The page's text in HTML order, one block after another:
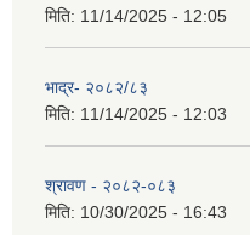
मिति: 11/14/2025 - 12:05
भाद्र- २०८२/८३
मिति: 11/14/2025 - 12:03
श्रावण - २०८२-०८३
मिति: 10/30/2025 - 16:43